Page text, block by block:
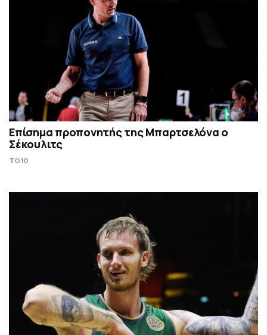
Επίσημα προπονητής της Μπαρτσελόνα ο
Σέκουλιτς
TO10